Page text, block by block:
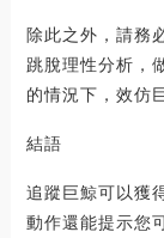
除此之外，請務
跳脫理性分析，
的情況下，效仿
結語
追蹤巨鯨可以獲
動作還能提示您